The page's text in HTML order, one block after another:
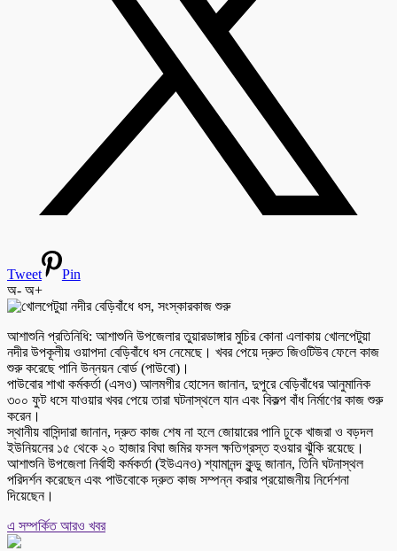
Tweet
Pin
অ- অ+
আশাশুনি প্রতিনিধি: আশাশুনি উপজেলার তুয়ারডাঙ্গার মুচির কোনা এলাকায় খোলপেটুয়া
নদীর উপকূলীয় ওয়াপদা বেড়িবাঁধে ধস নেমেছে। খবর পেয়ে দ্রুত জিওটিউব ফেলে কাজ
শুরু করেছে পানি উন্নয়ন বোর্ড (পাউবো)।
পাউবোর শাখা কর্মকর্তা (এসও) আলমগীর হোসেন জানান, দুপুরে বেড়িবাঁধের আনুমানিক
৩০০ ফুট ধসে যাওয়ার খবর পেয়ে তারা ঘটনাস্থলে যান এবং বিকল্প বাঁধ নির্মাণের কাজ শুরু
করেন।
স্থানীয় বাসিন্দারা জানান, দ্রুত কাজ শেষ না হলে জোয়ারের পানি ঢুকে খাজরা ও বড়দল
ইউনিয়নের ১৫ থেকে ২০ হাজার বিঘা জমির ফসল ক্ষতিগ্রস্ত হওয়ার ঝুঁকি রয়েছে।
আশাশুনি উপজেলা নির্বাহী কর্মকর্তা (ইউএনও) শ্যামানন্দ কুন্ডু জানান, তিনি ঘটনাস্থল
পরিদর্শন করেছেন এবং পাউবোকে দ্রুত কাজ সম্পন্ন করার প্রয়োজনীয় নির্দেশনা
দিয়েছেন।
এ সম্পর্কিত আরও খবর